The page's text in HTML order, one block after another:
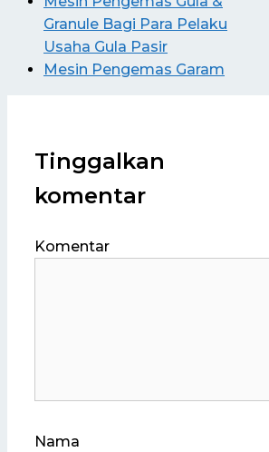
Granule Bagi Para Pelaku
Usaha Gula Pasir
Mesin Pengemas Garam
Tinggalkan
komentar
Komentar
Nama